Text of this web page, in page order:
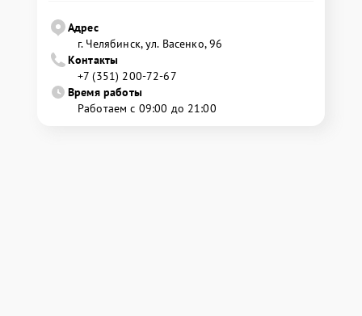
Адрес
г. Челябинск, ул. Васенко, 96
Контакты
+7 (351) 200-72-67
Время работы
Работаем с 09:00 до 21:00